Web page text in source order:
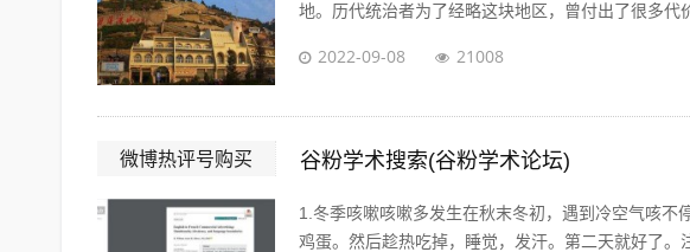
地。历代统治者为了经略这块地区，曾付出了很多代
2022-09-08 21008
微博热评号购买 谷粉学术搜索(谷粉学术论坛)
1.冬季咳嗽咳嗽多发生在秋末冬初，遇到冷空气咳
鸡蛋。然后趁热吃掉，睡觉，发汗。第二天就好了。